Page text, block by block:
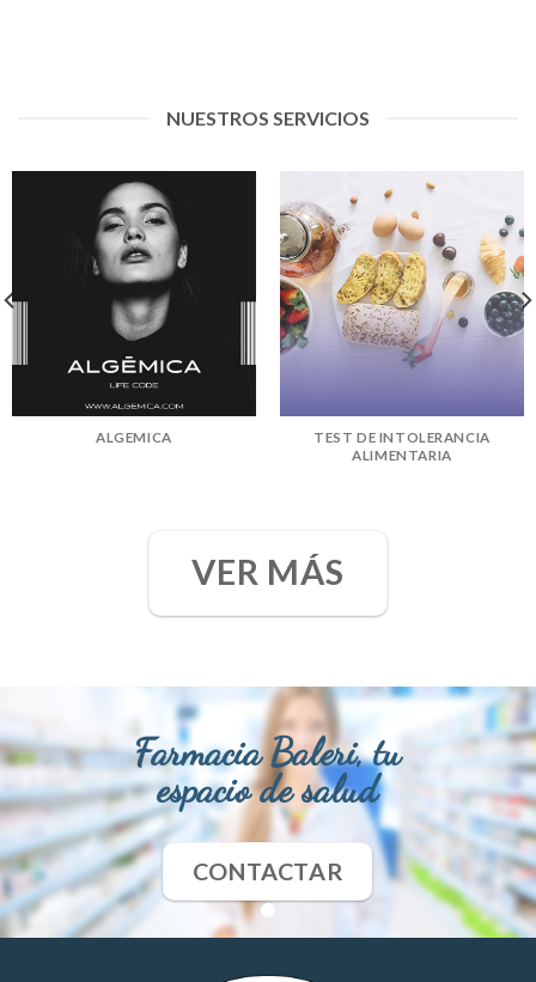
NUESTROS SERVICIOS
ALGEMICA
TEST DE INTOLERANCIA
ALIMENTARIA
VER MÁS
Farmacia Baleri, tu
espacio de salud
CONTACTAR